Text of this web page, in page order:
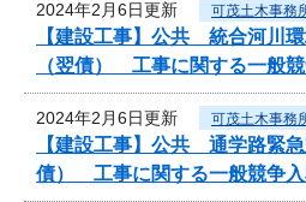
2024年2月6日更新 可茂土木事務
【建設工事】公共 統合河川環
（翌債） 工事に関する一般
2024年2月6日更新 可茂土木事務
【建設工事】公共 通学路
債） 工事に関する一般競争